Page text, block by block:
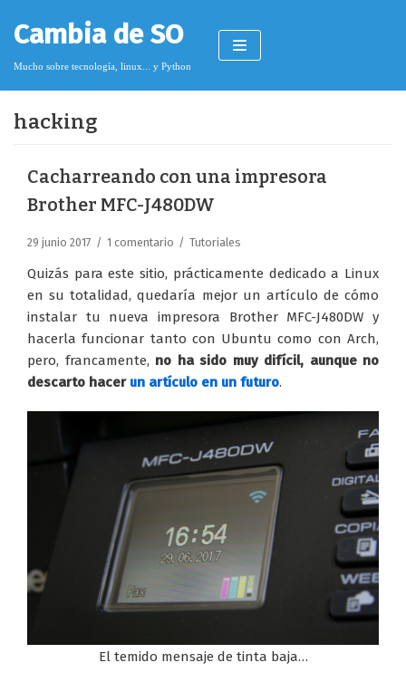
Saltar
al
contenido
Cambia de SO
Mucho sobre tecnología, linux... y Python
Cookies
Política de protección de datos
hacking
Cacharreando con una impresora
Brother MFC-J480DW
29 junio 2017 1 comentario Tutoriales
Quizás para este sitio, prácticamente dedicado a Linux
en su totalidad, quedaría mejor un artículo de cómo
instalar tu nueva impresora Brother MFC-J480DW y
hacerla funcionar tanto con Ubuntu como con Arch,
pero, francamente, no ha sido muy difícil, aunque no
descarto hacer un artículo en un futuro.
El temido mensaje de tinta baja…